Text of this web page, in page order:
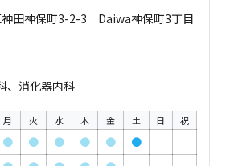
神田神保町3-2-3 Daiwa神保町3丁目
、消化器内科
月 火 水 木 金 土 日 祝
● ● ● ● ●
●